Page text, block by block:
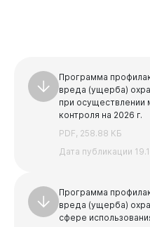
Программа
вреда (ущерба)
при осуществлении
контроля на 2026 г.
PDF, 258.88 КБ
Дата публикации
Программа
вреда (ущерба)
сфере